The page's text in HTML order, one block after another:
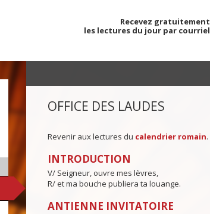
Recevez gratuitement
les lectures du jour par courriel
OFFICE DES LAUDES
Revenir aux lectures du calendrier romain.
INTRODUCTION
V/ Seigneur, ouvre mes lèvres,
R/ et ma bouche publiera ta louange.
ANTIENNE INVITATOIRE